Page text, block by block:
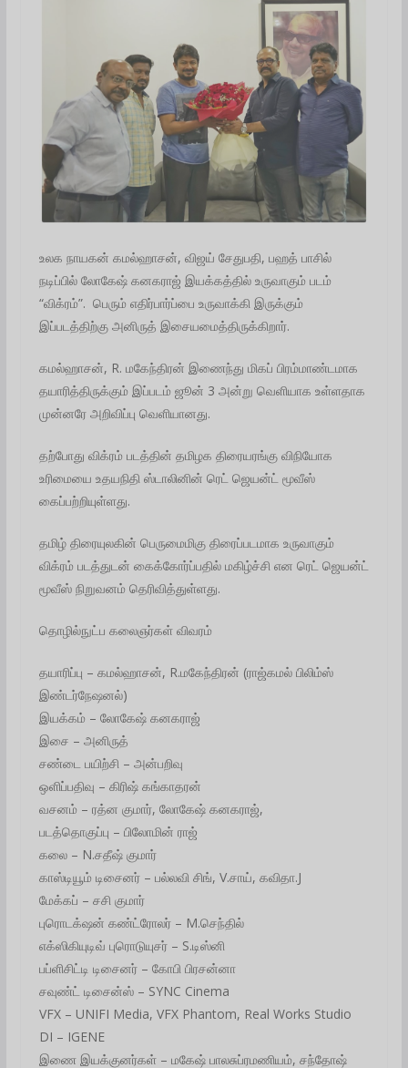
உலக நாயகன் கமல்ஹாசன், விஜய் சேதுபதி, பஹத் பாசில்
நடிப்பில் லோகேஷ் கனகராஜ் இயக்கத்தில் உருவாகும் படம்
“விக்ரம்”. பெரும் எதிர்பார்ப்பை உருவாக்கி இருக்கும்
இப்படத்திற்கு அனிருத் இசையமைத்திருக்கிறார்.
கமல்ஹாசன், R. மகேந்திரன் இணைந்து மிகப் பிரம்மாண்டமாக
தயாரித்திருக்கும் இப்படம் ஜூன் 3 அன்று வெளியாக உள்ளதாக
முன்னரே அறிவிப்பு வெளியானது.
தற்போது விக்ரம் படத்தின் தமிழக திரையரங்கு விநியோக
உரிமையை உதயநிதி ஸ்டாலினின் ரெட் ஜெயன்ட் மூவீஸ்
கைப்பற்றியுள்ளது.
தமிழ் திரையுலகின் பெருமைமிகு திரைப்படமாக உருவாகும்
விக்ரம் படத்துடன் கைக்கோர்ப்பதில் மகிழ்ச்சி என ரெட் ஜெயன்ட்
மூவீஸ் நிறுவனம் தெரிவித்துள்ளது.
தொழில்நுட்ப கலைஞர்கள் விவரம்
தயாரிப்பு – கமல்ஹாசன், R.மகேந்திரன் (ராஜ்கமல் பிலிம்ஸ்
இண்டர்நேஷனல்)
இயக்கம் – லோகேஷ் கனகராஜ்
இசை – அனிருத்
சண்டை பயிற்சி – அன்பறிவு
ஒளிப்பதிவு – கிரிஷ் கங்காதரன்
வசனம் – ரத்ன குமார், லோகேஷ் கனகராஜ்,
படத்தொகுப்பு – பிலோமின் ராஜ்
கலை – N.சதீஷ் குமார்
காஸ்டியூம் டிசைனர் – பல்லவி சிங், V.சாய், கவிதா.J
மேக்கப் – சசி குமார்
புரொடக்‌ஷன் கண்ட்ரோலர் – M.செந்தில்
எக்ஸிகியுடிவ் புரொடுயுசர் – S.டிஸ்னி
பப்ளிசிட்டி டிசைனர் – கோபி பிரசன்னா
சவுண்ட் டிசைன்ஸ் – SYNC Cinema
VFX – UNIFI Media, VFX Phantom, Real Works Studio
DI – IGENE
இணை இயக்குனர்கள் – மகேஷ் பாலசுப்ரமணியம், சந்தோஷ்